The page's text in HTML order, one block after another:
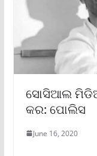
ସୋସିଆଲ
କର: ପୋଲିସ
June 16, 2020